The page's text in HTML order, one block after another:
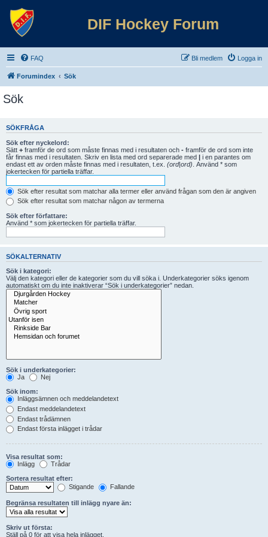
DIF Hockey Forum
FAQ Logga in
Bli medlem
Forumindex Sök
Sök
SÖKFRÅGA
Sök efter nyckelord:
Sätt + framför de ord som måste finnas med i resultaten och - framför de ord som inte
får finnas med i resultaten. Skriv en lista med ord separerade med | i en parantes om
endast ett av orden måste finnas med i resultaten, t.ex. (ord|ord) . Använd * som
jokertecken för partiella träffar.
Sök efter resultat som matchar alla termer eller använd frågan som den är angiven
Sök efter resultat som matchar någon av termerna
Sök efter författare:
Använd * som jokertecken för partiella träffar.
SÖKALTERNATIV
Sök i kategori:
Välj den kategori eller de kategorier som du vill söka i. Underkategorier söks igenom
automatiskt om du inte inaktiverar “Sök i underkategorier” nedan.
Sök i underkategorier:
Ja
Nej
Sök inom:
Inläggsämnen och meddelandetext
Endast meddelandetext
Endast trådämnen
Endast första inlägget i trådar
Visa resultat som:
Inlägg
Trådar
Sortera resultat efter:
Stigande
Fallande
Begränsa resultaten till inlägg nyare än:
Skriv ut första:
Ställ på 0 för att visa hela inlägget.